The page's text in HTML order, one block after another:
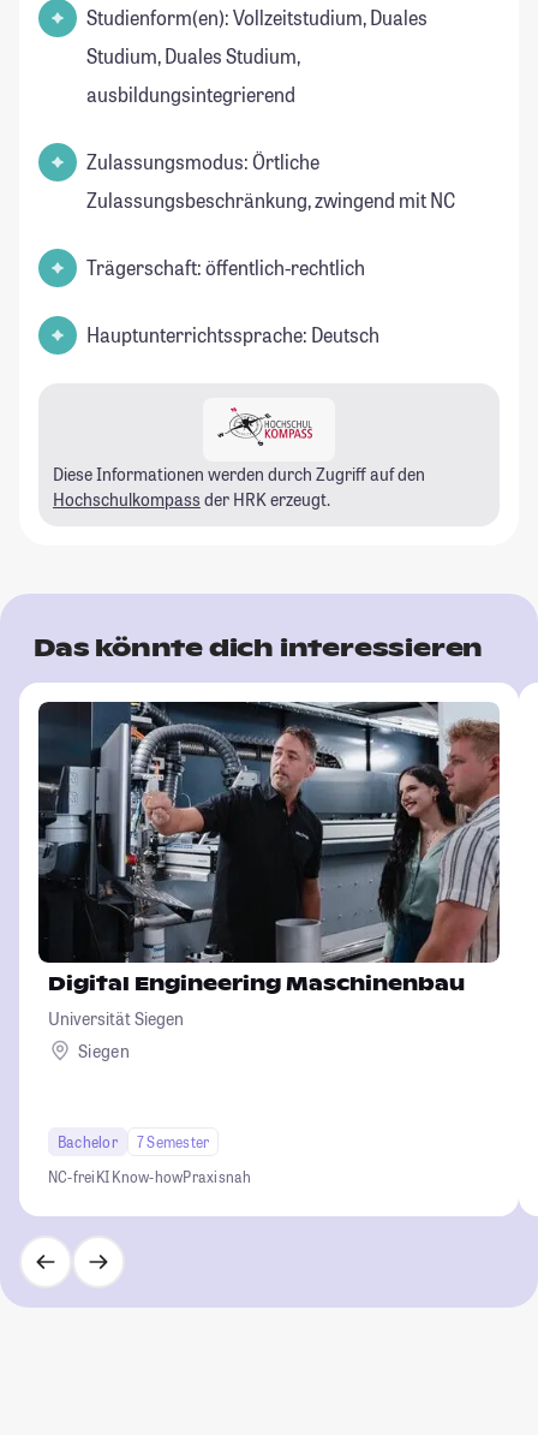
Studienform(en): Vollzeitstudium, Duales
Studium, Duales Studium,
ausbildungsintegrierend
Zulassungsmodus: Örtliche
Zulassungsbeschränkung, zwingend mit NC
Trägerschaft: öffentlich-rechtlich
Hauptunterrichtssprache: Deutsch
Diese Informationen werden durch Zugriff auf den
Hochschulkompass der HRK erzeugt.
Das könnte dich interessieren
Digital Engineering Maschinenbau
Universität Siegen
Siegen
Bachelor
7 Semester
NC-freiKI Know-howPraxisnah